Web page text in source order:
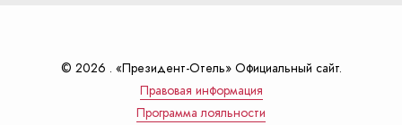
© 2026 . «Президент-Отель» Официальный сайт.
Правовая информация
Программа лояльности